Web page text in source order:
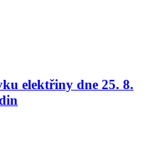
elektřiny dne 25. 8.